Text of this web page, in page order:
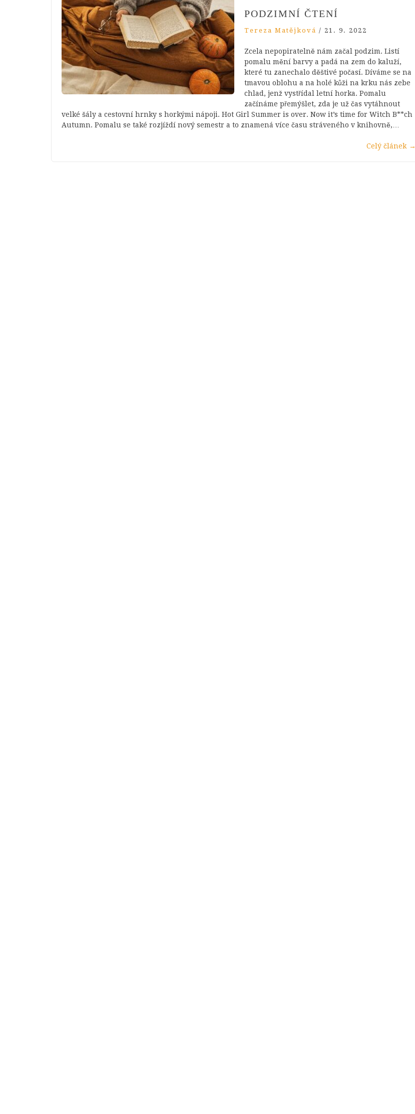
PODZIMNÍ ČTENÍ
Tereza Matějková / 21. 9. 2022
Zcela nepopiratelně nám začal podzim. Listí
pomalu mění barvy a padá na zem do kaluží,
které tu zanechalo děštivé počasí. Díváme se na
tmavou oblohu a na holé kůži na krku nás zebe
chlad, jenž vystřídal letní horka. Pomalu
začínáme přemýšlet, zda je už čas vytáhnout
velké šály a cestovní hrnky s horkými nápoji. Hot Girl Summer is over. Now it’s time for Witch B**ch
Autumn. Pomalu se také rozjíždí nový semestr a to znamená více času stráveného v knihovně,…
Celý článek →